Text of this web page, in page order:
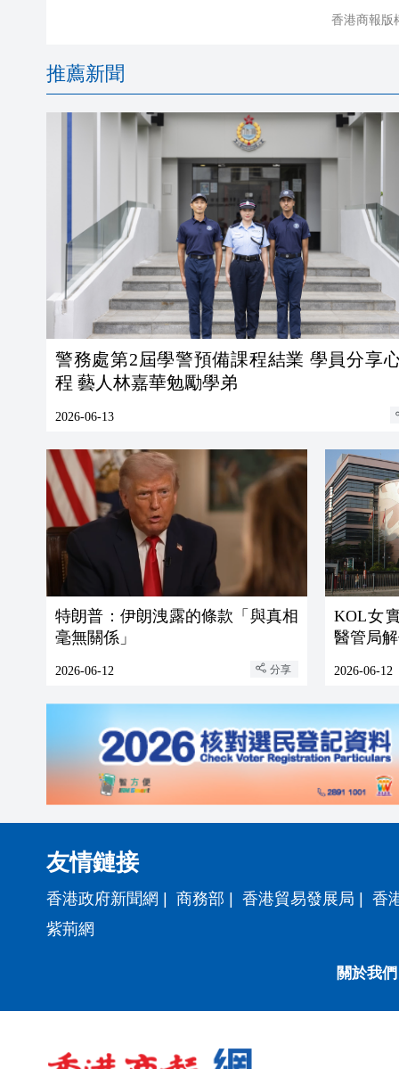
香港商報版
推薦新聞
警務處第2屆學警預備課程結業 學員分享
程 藝人林嘉華勉勵學弟
2026-06-13
特朗普：伊朗洩露的條款「與真相
毫無關係」
2026-06-12 分享
KOL女
醫管局
2026-06-12
友情鏈接
香港政府新聞網 | 商務部 | 香港貿易發展局 | 香
紫荊網
關於我們